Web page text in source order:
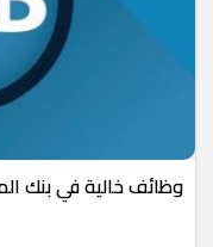
وظائف خالية في بنك